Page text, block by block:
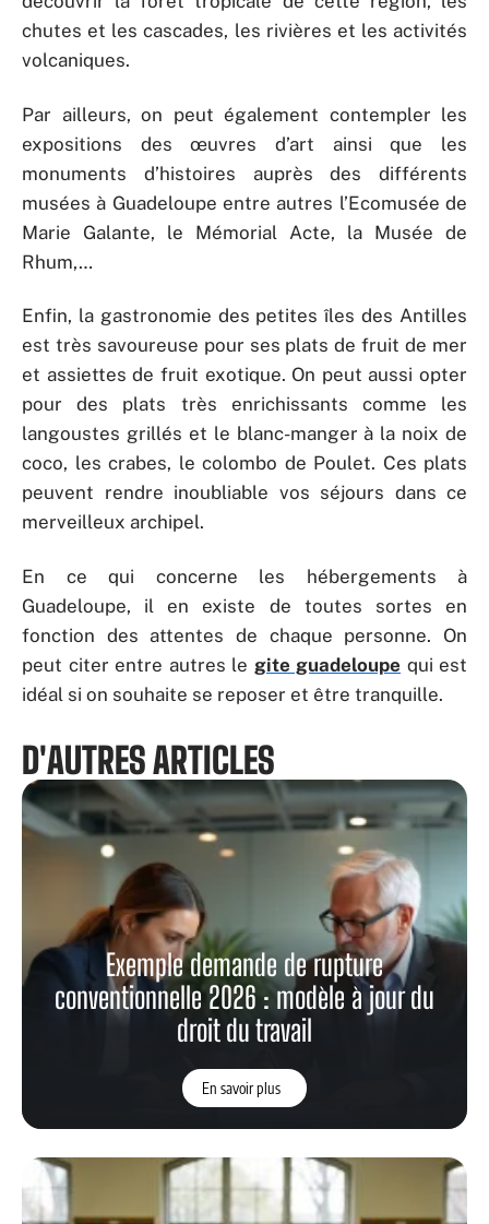
chutes et les cascades, les rivières et les activités
volcaniques.
Par ailleurs, on peut également contempler les
expositions des œuvres d’art ainsi que les
monuments d’histoires auprès des différents
musées à Guadeloupe entre autres l’Ecomusée de
Marie Galante, le Mémorial Acte, la Musée de
Rhum,…
Enfin, la gastronomie des petites îles des Antilles
est très savoureuse pour ses plats de fruit de mer
et assiettes de fruit exotique. On peut aussi opter
pour des plats très enrichissants comme les
langoustes grillés et le blanc-manger à la noix de
coco, les crabes, le colombo de Poulet. Ces plats
peuvent rendre inoubliable vos séjours dans ce
merveilleux archipel.
En ce qui concerne les hébergements à
Guadeloupe, il en existe de toutes sortes en
fonction des attentes de chaque personne. On
peut citer entre autres le gite guadeloupe qui est
idéal si on souhaite se reposer et être tranquille.
D'AUTRES ARTICLES
Exemple demande de rupture
conventionnelle 2026 : modèle à jour du
droit du travail
En savoir plus